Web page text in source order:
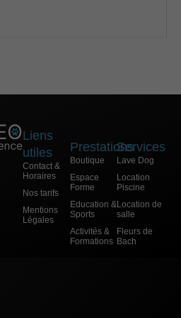
Liens
utiles
Contact &
Horaires
Nos tarifs
Mentions
Légales
Prestations
Boutique
Espace
Forme
Education &
Sports
Activités &
Formations
Services
Lave Dog
Location
Piscine
Location de
salle
Fleurs de
Bach